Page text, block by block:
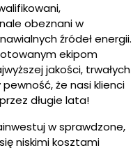
obeznani w
źródeł energii.
ekipom
jakości, trwałych
że nasi klienci
długie lata!
w sprawdzone,
niskimi kosztami